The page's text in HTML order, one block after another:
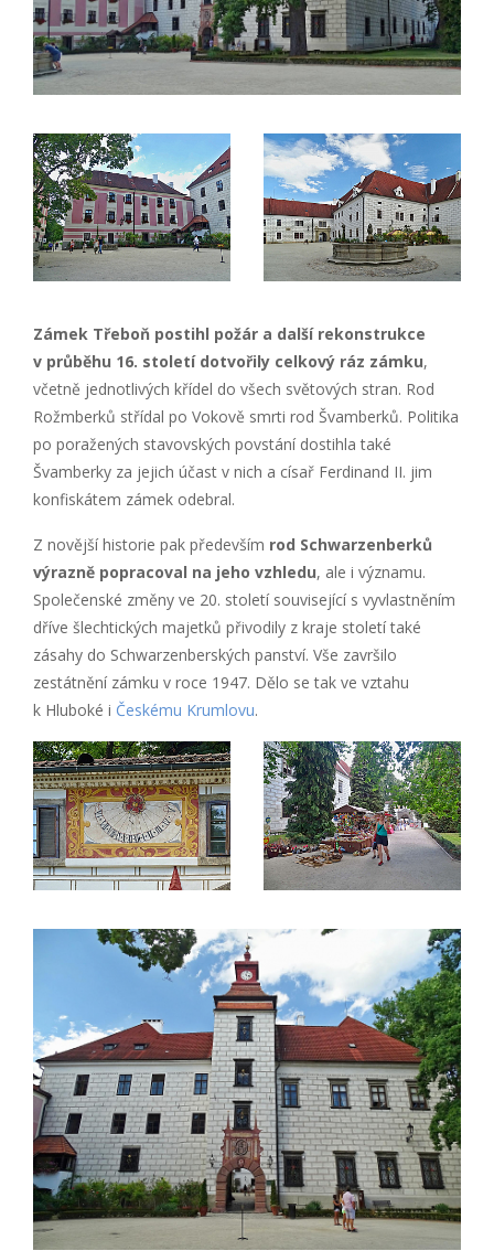
Zámek Třeboň postihl požár a další rekonstrukce
v průběhu 16. století dotvořily celkový ráz zámku,
včetně jednotlivých křídel do všech světových stran. Rod
Rožmberků střídal po Vokově smrti rod Švamberků. Politika
po poražených stavovských povstání dostihla také
Švamberky za jejich účast v nich a císař Ferdinand II. jim
konfiskátem zámek odebral.
Z novější historie pak především rod Schwarzenberků
výrazně popracoval na jeho vzhledu, ale i významu.
Společenské změny ve 20. století související s vyvlastněním
dříve šlechtických majetků přivodily z kraje století také
zásahy do Schwarzenberských panství. Vše završilo
zestátnění zámku v roce 1947. Dělo se tak ve vztahu
k Hluboké i Českému Krumlovu.